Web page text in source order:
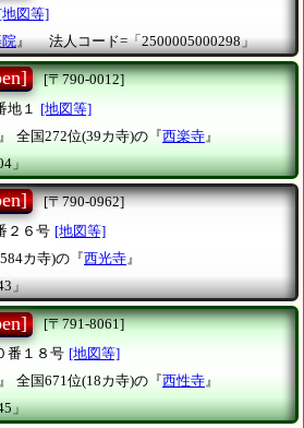
[地図等]
』 法人コード=「2500005000298」
[〒790-0012]
地１
[地図等]
全国272位(39カ寺)の『西楽寺 』
」
[〒790-0962]
２６号 [地図等]
カ寺)の『西光寺』
」
[〒791-8061]
番１８号 [地図等]
全国671位(18カ寺)の『西性寺』
」